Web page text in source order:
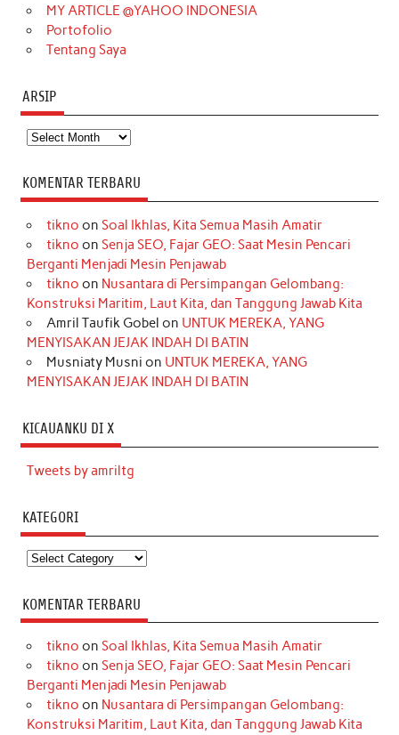
MY ARTICLE @YAHOO INDONESIA
Portofolio
Tentang Saya
ARSIP
Arsip
KOMENTAR TERBARU
tikno on Soal Ikhlas, Kita Semua Masih Amatir
tikno on Senja SEO, Fajar GEO: Saat Mesin Pencari
Berganti Menjadi Mesin Penjawab
tikno on Nusantara di Persimpangan Gelombang:
Konstruksi Maritim, Laut Kita, dan Tanggung Jawab Kita
Amril Taufik Gobel on UNTUK MEREKA, YANG
MENYISAKAN JEJAK INDAH DI BATIN
Musniaty Musni on UNTUK MEREKA, YANG
MENYISAKAN JEJAK INDAH DI BATIN
KICAUANKU DI X
Tweets by amriltg
KATEGORI
Kategori
KOMENTAR TERBARU
tikno on Soal Ikhlas, Kita Semua Masih Amatir
tikno on Senja SEO, Fajar GEO: Saat Mesin Pencari
Berganti Menjadi Mesin Penjawab
tikno on Nusantara di Persimpangan Gelombang:
Konstruksi Maritim, Laut Kita, dan Tanggung Jawab Kita